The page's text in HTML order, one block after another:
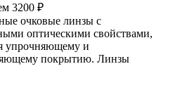
3200 ₽
очковые линзы с
оптическими свойствами,
упрочняющему и
покрытию. Линзы